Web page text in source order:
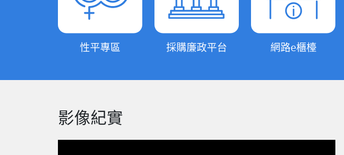
性平專區 採購廉政平台 網路e櫃檯
影像紀實